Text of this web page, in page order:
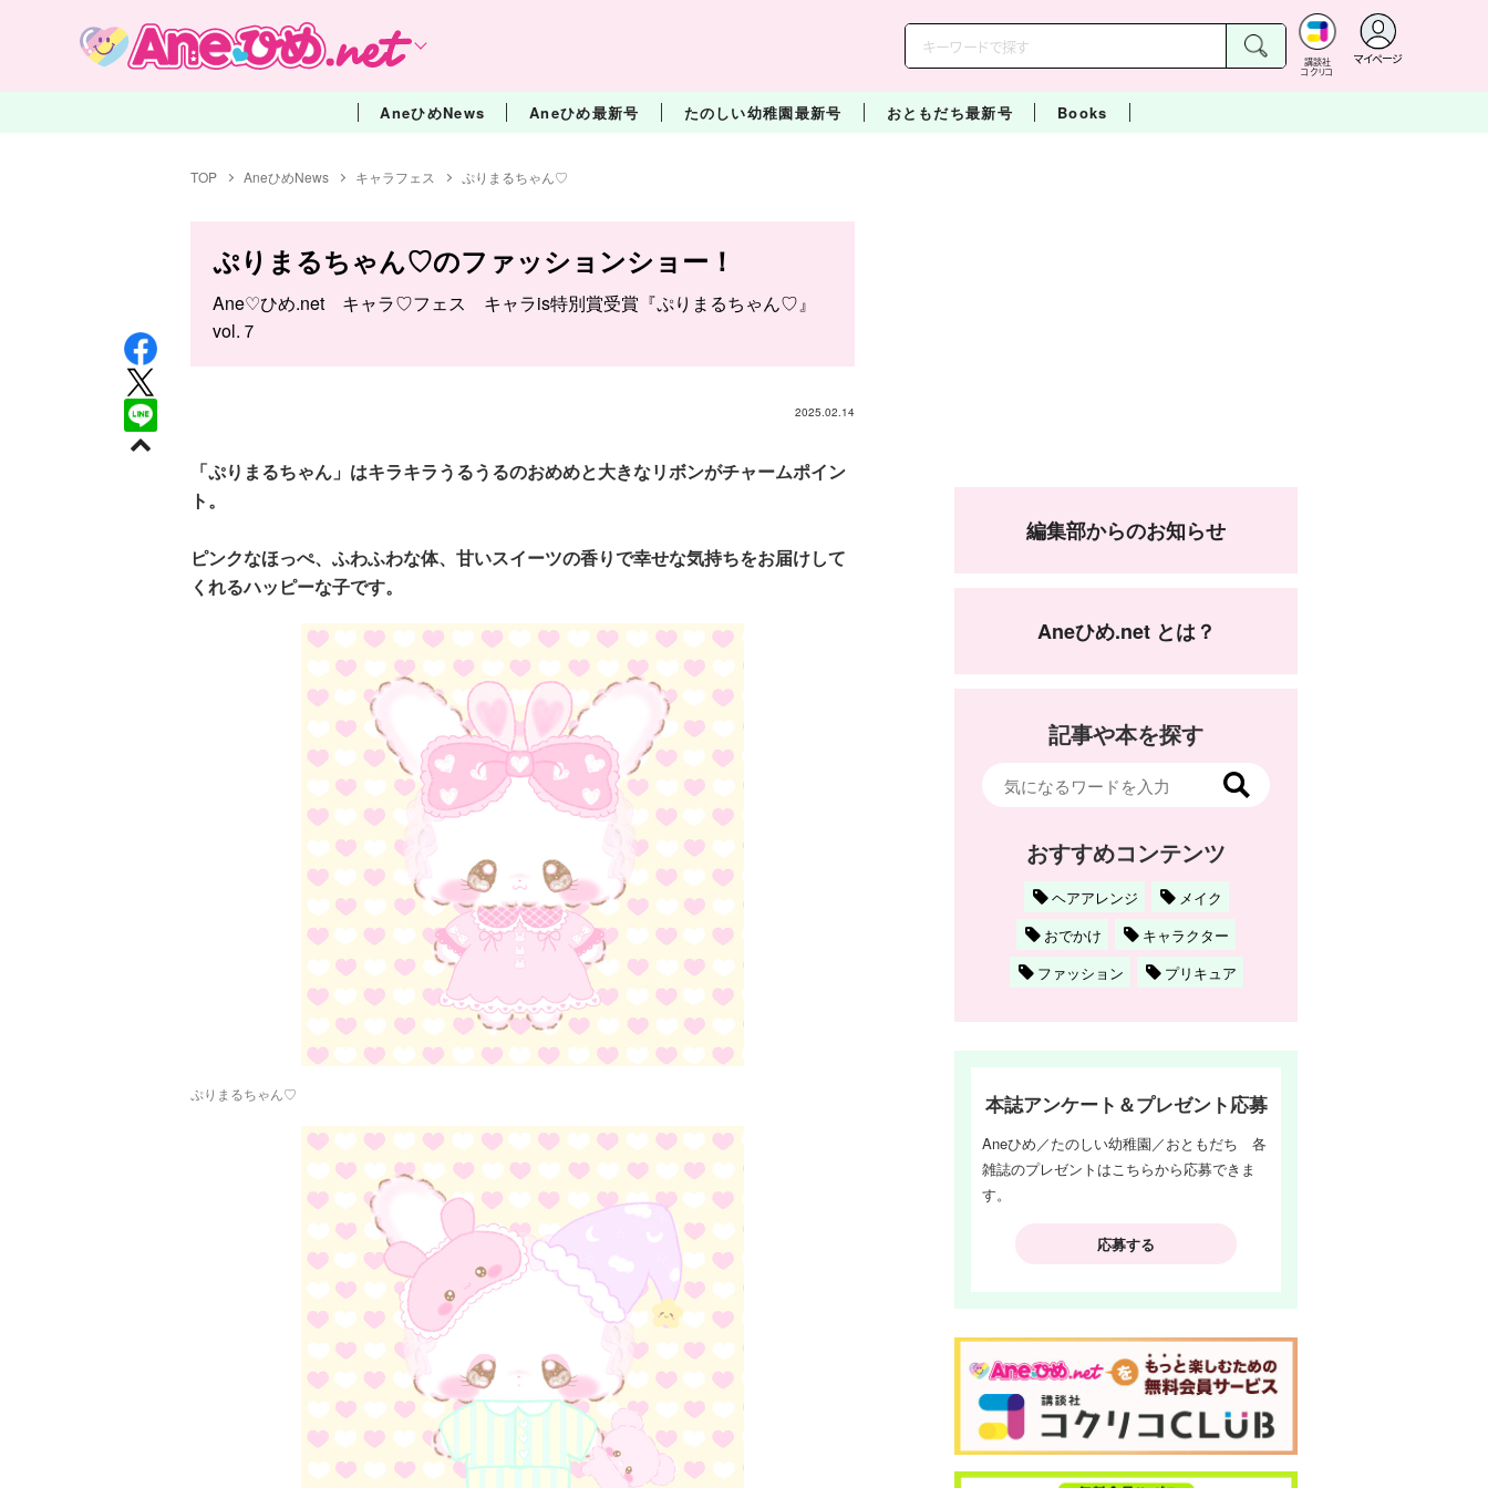
講談社
コクリコ
マイページ
AneひめNews Aneひめ最新号 たのしい幼稚園最新号 おともだち最新号 Books
TOP AneひめNews キャラフェス ぷりまるちゃん♡
ぷりまるちゃん♡のファッションショー！
Ane♡ひめ.net キャラ♡フェス キャラis特別賞受賞『ぷりまるちゃん♡』
vol.７
2025.02.14
「ぷりまるちゃん」はキラキラうるうるのおめめと大きなリボンがチャームポイン
ト。
ピンクなほっぺ、ふわふわな体、甘いスイーツの香りで幸せな気持ちをお届けして
くれるハッピーな子です。
ぷりまるちゃん♡
編集部からのお知らせ
Aneひめ.net とは？
記事や本を探す
おすすめコンテンツ
ヘアアレンジ
メイク
おでかけ
キャラクター
ファッション
プリキュア
本誌アンケート＆プレゼント応募
Aneひめ／たのしい幼稚園／おともだち 各
雑誌のプレゼントはこちらから応募できま
す。
応募する